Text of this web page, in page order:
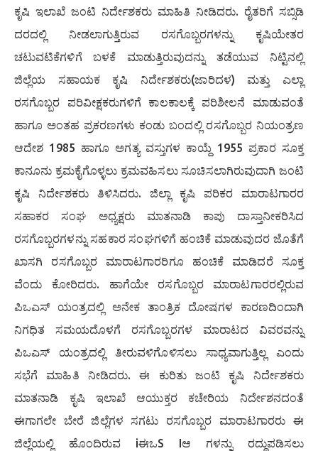
ಕೃಷಿ ಇಲಾಖೆ ಜಂಟಿ ನಿರ್ದೇಶಕರು ಮಾಹಿತಿ ನೀಡಿದರು. ರೈತರಿಗೆ ಸಬ್ಸಿಡಿ
ದರದಲ್ಲಿ ನೀಡಲಾಗುತ್ತಿರುವ ರಸಗೊಬ್ಬರಗಳನ್ನು ಕೃಷಿಯೇತರ
ಚಟುವಟಿಕೆಗಳಿಗೆ ಬಳಕೆ ಮಾಡುತ್ತಿರುವುದನ್ನು ತಡೆಯುವ ನಿಟ್ಟಿನಲ್ಲಿ
ಜಿಲ್ಲೆಯ ಸಹಾಯಕ ಕೃಷಿ ನಿರ್ದೇಶಕರು(ಜಾರಿದಳ) ಮತ್ತು ಎಲ್ಲಾ
ರಸಗೊಬ್ಬರ ಪರಿವೀಕ್ಷಕರುಗಳಿಗೆ ಕಾಲಕಾಲಕ್ಕೆ ಪರಿಶೀಲನೆ ಮಾಡುವಂತೆ
ಹಾಗೂ ಅಂತಹ ಪ್ರಕರಣಗಳು ಕಂಡು ಬಂದಲ್ಲಿ ರಸಗೊಬ್ಬರ ನಿಯಂತ್ರಣ
ಆದೇಶ 1985 ಹಾಗೂ ಅಗತ್ಯ ವಸ್ತುಗಳ ಕಾಯ್ದೆ 1955 ಪ್ರಕಾರ ಸೂಕ್ತ
ಕಾನೂನು ಕ್ರಮಕೈಗೊಳ್ಳಲು ಕ್ರಮವಹಿಸಲು ಸೂಚಿಸಲಾಗಿರುವುದಾಗಿ ಜಂಟಿ
ಕೃಷಿ ನಿರ್ದೇಶಕರು ತಿಳಿಸಿದರು. ಜಿಲ್ಲಾ ಕೃಷಿ ಪರಿಕರ ಮಾರಾಟಗಾರರ
ಸಹಾಕರ ಸಂಘ ಅಧ್ಯಕ್ಷರು ಮಾತನಾಡಿ ಕಾಪು ದಾಸ್ತಾನೀಕರಿಸಿದ
ರಸಗೊಬ್ಬರಗಳನ್ನು ಸಹಕಾರ ಸಂಘಗಳಿಗೆ ಹಂಚಿಕೆ ಮಾಡುವುದರ ಜೊತೆಗೆ
ಖಾಸಗಿ ರಸಗೊಬ್ಬರ ಮಾರಾಟಗಾರರಿಗೂ ಹಂಚಿಕೆ ಮಾಡಿದರೆ ಸೂಕ್ತ
ವೆಂದು ಕೋರಿದರು. ಹಾಗೆಯೇ ರಸಗೊಬ್ಬರ ಮಾರಾಟಗಾರರಲ್ಲಿರುವ
ಪಿಒಎಸ್ ಯಂತ್ರದಲ್ಲಿ ಅನೇಕ ತಾಂತ್ರಿಕ ದೋಷಗಳ ಕಾರಣದಿಂದಾಗಿ
ನಿಗಧಿತ ಸಮಯದೊಳಗೆ ರಸಗೊಬ್ಬರಗಳ ಮಾರಾಟದ ವಿವರವನ್ನು
ಪಿಒಎಸ್ ಯಂತ್ರದಲ್ಲಿ ತೀರುವಳಿಗೊಳಿಸಲು ಸಾಧ್ಯವಾಗುತ್ತಿಲ್ಲ ಎಂದು
ಸಭೆಗೆ ಮಾಹಿತಿ ನೀಡಿದರು. ಈ ಕುರಿತು ಜಂಟಿ ಕೃಷಿ ನಿರ್ದೇಶಕರು
ಮಾತನಾಡಿ ಕೃಷಿ ಇಲಾಖೆ ಆಯುಕ್ತರ ಕಚೇರಿಯ ನಿರ್ದೇಶನದಂತೆ
ಈಗಾಗಲೇ ಬೇರೆ ಜಿಲ್ಲೆಗಳ ಸಗಟು ರಸಗೊಬ್ಬರ ಮಾರಾಟಗಾರರು ಈ
ಜಿಲ್ಲೆಯಲ್ಲಿ ಹೊಂದಿರುವ iಈಒS Iಆ ಗಳನ್ನು ರದ್ದುಪಡಿಸಲು